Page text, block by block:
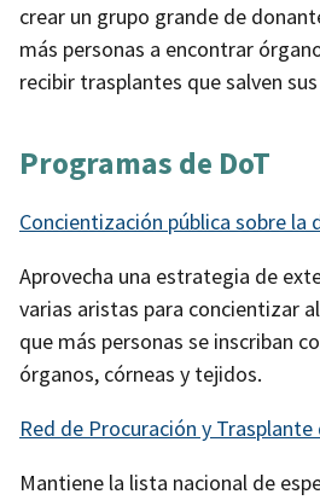
crear un grupo grande de
más personas a encontrar
recibir trasplantes que salven
Programas de DoT
Concientización pública sobre la
Aprovecha una estrategia de
varias aristas para concientizar
que más personas se inscriban
órganos, córneas y tejidos.
Red de Procuración y Trasplante
Mantiene la lista nacional de